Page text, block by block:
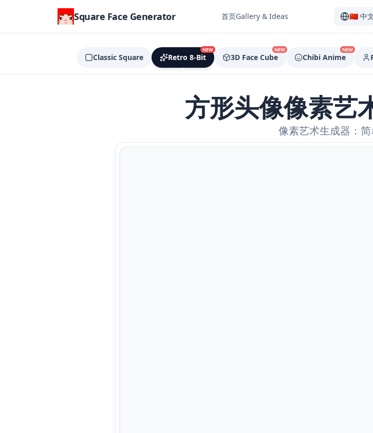
Square Face Generator 首页Gallery & Ideas 🇨🇳 中
Classic Square Retro 8-Bit
NEW
3D Face Cube
NEW
Chibi Anime
NEW
方形头像像素艺
像素艺术生成器：简